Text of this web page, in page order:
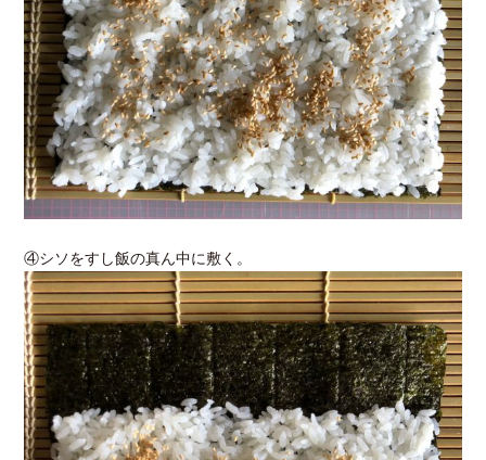
④シソをすし飯の真ん中に敷く。